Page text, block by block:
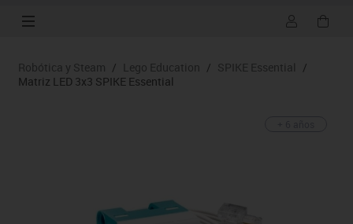
Robótica y Steam / Lego Education / SPIKE Essential
/
Matriz LED 3x3 SPIKE Essential